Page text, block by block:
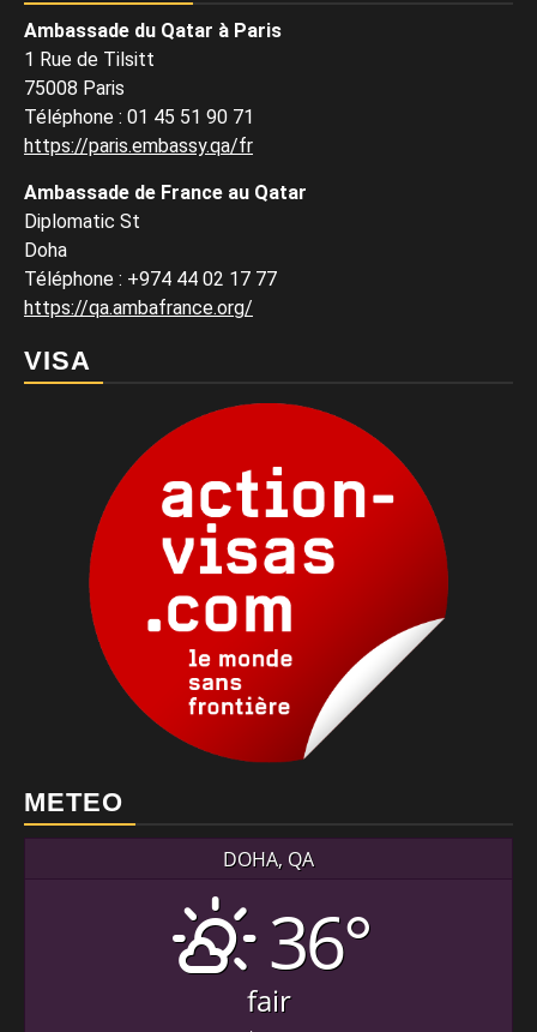
Ambassade du Qatar à Paris
1 Rue de Tilsitt
75008 Paris
Téléphone : 01 45 51 90 71
https://paris.embassy.qa/fr
Ambassade de France au Qatar
Diplomatic St
Doha
Téléphone : +974 44 02 17 77
https://qa.ambafrance.org/
VISA
METEO
DOHA, QA
36°
fair